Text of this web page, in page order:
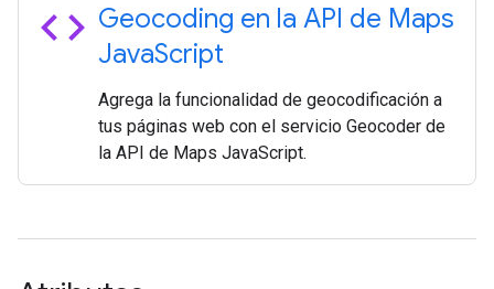
code Geocoding en la API de Maps
JavaScript
Agrega la funcionalidad de geocodificación a
tus páginas web con el servicio Geocoder de
la API de Maps JavaScript.